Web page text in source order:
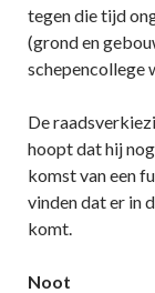
tegen die tijd
(grond en
schepencollege
De
hoopt dat hij
komst van een
vinden dat er in
komt.
Noot